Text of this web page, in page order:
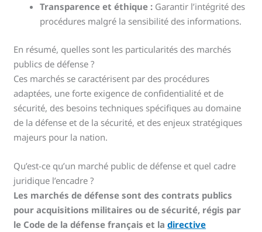
Transparence et éthique : Garantir l’intégrité des
procédures malgré la sensibilité des informations.
En résumé, quelles sont les particularités des marchés
publics de défense ?
Ces marchés se caractérisent par des procédures
adaptées, une forte exigence de confidentialité et de
sécurité, des besoins techniques spécifiques au domaine
de la défense et de la sécurité, et des enjeux stratégiques
majeurs pour la nation.
Qu’est-ce qu’un marché public de défense et quel cadre
juridique l’encadre ?
Les marchés de défense sont des contrats publics
pour acquisitions militaires ou de sécurité, régis par
le Code de la défense français et ladirective